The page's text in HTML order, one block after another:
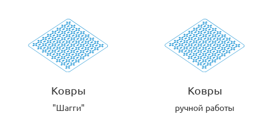
Ковры
"Шагги"
Ковры
ручной работы